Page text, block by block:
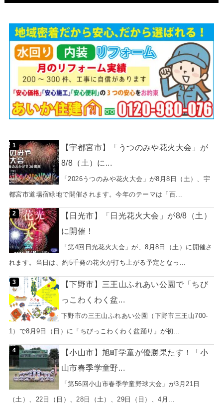
【宇都宮市】「うつのみや花火大会」が
8/8（土）に...
「2026うつのみや花火大会」が8月8日（土）、宇
都宮市道場宿緑地で開催されます。今年のテーマは「百...
【日光市】「日光花火大会」が8/8（土）
に開催！
「第4回日光花火大会」が、8月8日（土）に開催さ
れます。当日は、約5千発の花火が打ち上がる予定となっ...
【下野市】三王山ふれあい公園で「ちび
っこわくわく盆...
下野市の三王山ふれあい公園（下野市三王山700-
1）で8月9日（日）に「ちびっこわくわく盆踊り」が初...
【小山市】旭町学童が優勝果たす！「小
山市春季学童野...
「第56回小山市春季学童野球大会」が3月21日
（土）、22日（日）、28日（土）、29日（日）、4月...